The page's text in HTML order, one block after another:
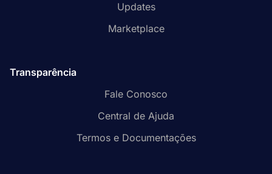
Updates
Marketplace
Transparência
Fale Conosco
Central de Ajuda
Termos e Documentações